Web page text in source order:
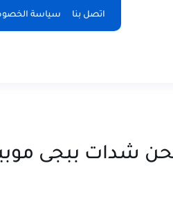
اتصل بنا سياسة